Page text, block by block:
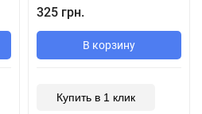
325 грн.
В корзину
Купить в 1 клик